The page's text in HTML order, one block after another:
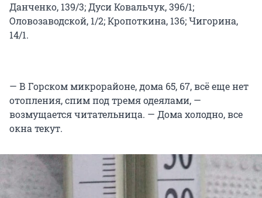
Данченко, 139/3; Дуси Ковальчук, 396/1;
Оловозаводской, 1/2; Кропоткина, 136; Чигорина,
14/1.
— В Горском микрорайоне, дома 65, 67, всё еще нет
отопления, спим под тремя одеялами, —
возмущается читательница. — Дома холодно, все
окна текут.